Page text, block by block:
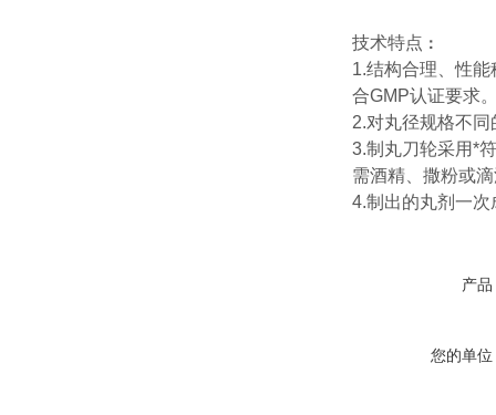
技术特点 ：
1.结构合理、性
合GMP认证要求
2.对丸径规格不同
3.制丸刀轮采用*
需酒精、撒粉或
4.制出的丸剂一
产品
您的单位